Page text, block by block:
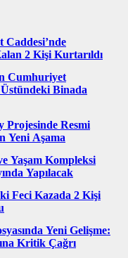
2 Kişi Kurtarıldı
Cumhuriyet
Üstündeki Binada
Projesinde Resmi
Yeni Aşama
Yaşam Kompleksi
Yapılacak
Feci Kazada 2 Kişi
Yeni Gelişme:
Kritik Çağrı